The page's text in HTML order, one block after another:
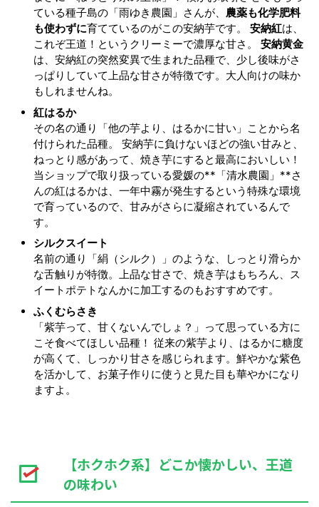
ている種子島の「雨ゆき農園」さんが、 農薬も化学肥料
も使わずに育てているのがこの安納芋です。 安納紅は、
これぞ王道！というクリーミーで濃厚な甘さ。 安納黄金
は、安納紅の突然変異で生まれた品種で、少し後味がさ
っぱりしていて上品な甘さが特徴です。大人向けの味か
もしれませんね。
紅はるか
その名の通り「他の芋より、はるかに甘い」ことから名
付けられた品種。 安納芋に負けないほどの強い甘みと、
ねっとり感があって、焼き芋にすると最高においしい！
当ショップで取り扱っている愛媛の**「清水農園」**さ
んの紅はるかは、一年中霧が発生するという特殊な環境
で育っているので、甘みがさらに凝縮されているんで
す。
シルクスイート
名前の通り「絹（シルク）」のような、しっとり滑らか
な舌触りが特徴。上品な甘さで、焼き芋はもちろん、ス
イートポテトなんかに加工するのもおすすめです。
ふくむらさき
「紫芋って、甘くないんでしょ？」って思っている方に
こそ食べてほしい品種！ 従来の紫芋より、はるかに糖度
が高くて、しっかり甘さを感じられます。鮮やかな紫色
を活かして、お菓子作りに使うと見た目も華やかになり
ますよ。
【ホクホク系】どこか懐かしい、王道
の味わい